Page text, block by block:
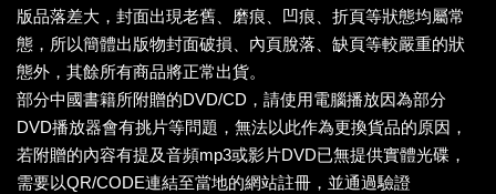
版品落差大，封面出現老舊、磨痕、凹痕、折頁等狀態均屬常
態，所以簡體出版物封面破損、內頁脫落、缺頁等較嚴重的狀
態外，其餘所有商品將正常出貨。
部分中國書籍所附贈的DVD/CD，請使用電腦播放因為部分
DVD播放器會有挑片等問題，無法以此作為更換貨品的原因，
若附贈的內容有提及音頻mp3或影片DVD已無提供實體光碟，
需要以QR/CODE連結至當地的網站註冊，並通過驗證